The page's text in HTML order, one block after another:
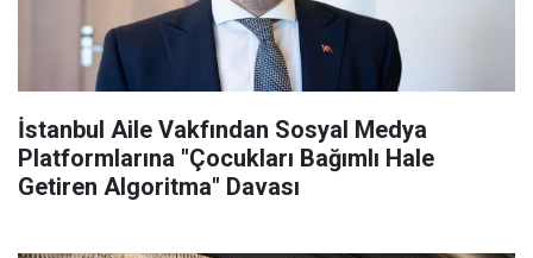
İstanbul Aile Vakfından Sosyal Medya
Platformlarına "Çocukları Bağımlı Hale
Getiren Algoritma" Davası